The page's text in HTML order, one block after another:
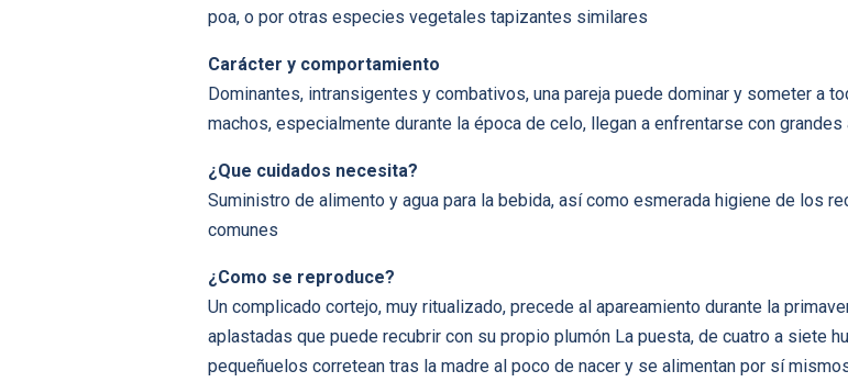
poa, o por otras especies vegetales tapizantes similares
Carácter y comportamiento
Dominantes, intransigentes y combativos, una pareja puede dominar y someter a
machos, especialmente durante la época de celo, llegan a enfrentarse con
¿Que cuidados necesita?
Suministro de alimento y agua para la bebida, así como esmerada higiene de los
comunes
¿Como se reproduce?
Un complicado cortejo, muy ritualizado, precede al apareamiento durante la
aplastadas que puede recubrir con su propio plumón La puesta, de cuatro a siete
pequeñuelos corretean tras la madre al poco de nacer y se alimentan por sí